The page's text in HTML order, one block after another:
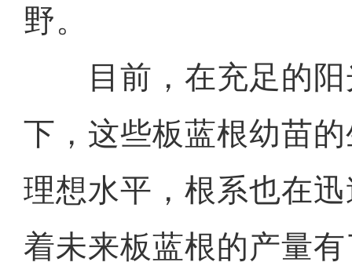
野。
目前，在充足的阳
下，这些板蓝根幼苗
理想水平，根系也在
着未来板蓝根的产量